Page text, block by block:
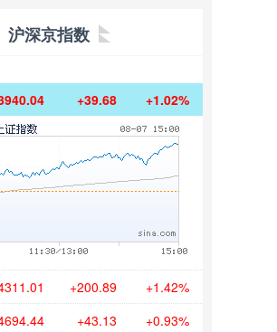
沪深京指数
+39.68 +1.02%
+200.89 +1.42%
+43.13 +0.93%